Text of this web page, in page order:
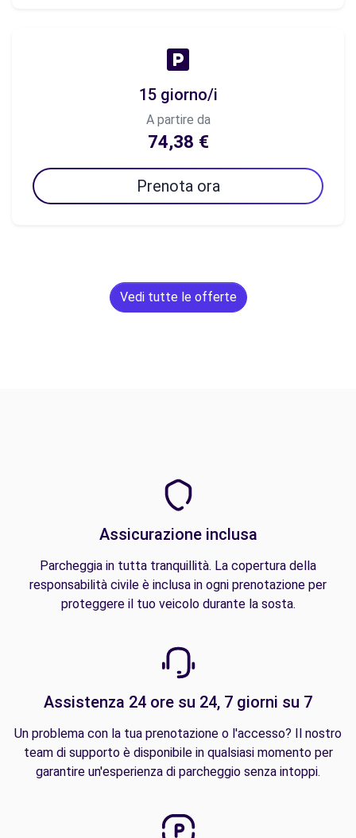
15 giorno/i
A partire da
74,38 €
Prenota ora
Vedi tutte le offerte
Assicurazione inclusa
Parcheggia in tutta tranquillità. La copertura della
responsabilità civile è inclusa in ogni prenotazione per
proteggere il tuo veicolo durante la sosta.
Assistenza 24 ore su 24, 7 giorni su 7
Un problema con la tua prenotazione o l'accesso? Il nostro
team di supporto è disponibile in qualsiasi momento per
garantire un'esperienza di parcheggio senza intoppi.